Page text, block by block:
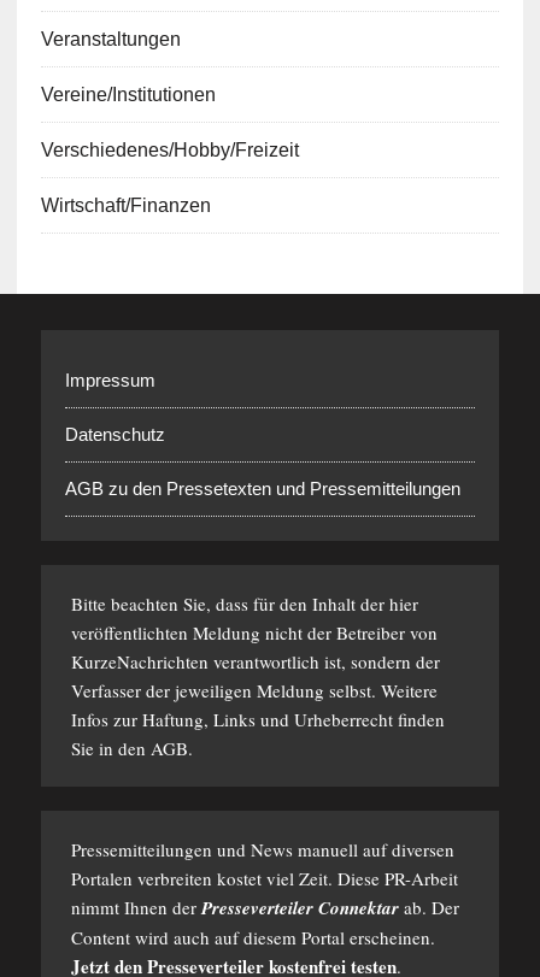
Veranstaltungen
Vereine/Institutionen
Verschiedenes/Hobby/Freizeit
Wirtschaft/Finanzen
Impressum
Datenschutz
AGB zu den Pressetexten und Pressemitteilungen
Bitte beachten Sie, dass für den Inhalt der hier
veröffentlichten Meldung nicht der Betreiber von
KurzeNachrichten verantwortlich ist, sondern der
Verfasser der jeweiligen Meldung selbst. Weitere
Infos zur Haftung, Links und Urheberrecht finden
Sie in den AGB.
Pressemitteilungen und News manuell auf diversen
Portalen verbreiten kostet viel Zeit. Diese PR-Arbeit
nimmt Ihnen derPresseverteiler Connektarab. Der
Content wird auch auf diesem Portal erscheinen.
Jetzt den Presseverteiler kostenfrei testen.